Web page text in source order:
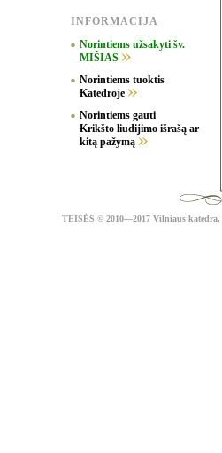
INFORMACIJA
Norintiems užsakyti šv.
MIŠIAS
Norintiems tuoktis
Katedroje
Norintiems gauti
Krikšto liudijimo išrašą ar
kitą pažymą
TEISĖS © 2010—2017 Vilniaus katedra,